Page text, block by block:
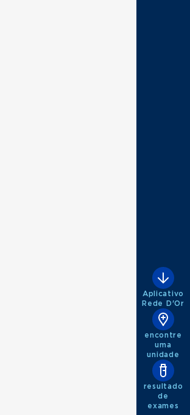
Aplicativo
Rede D'Or
encontre
uma
unidade
resultado
de
exames